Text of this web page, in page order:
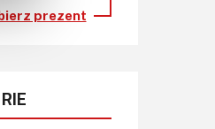
prezent